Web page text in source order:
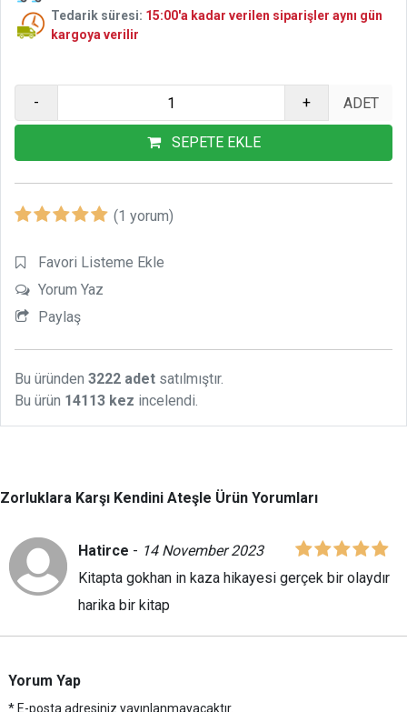
Tedarik süresi: 15:00'a kadar verilen siparişler aynı gün
kargoya verilir
- +
SEPETE EKLE
(1 yorum)
Favori Listeme Ekle
Yorum Yaz
Paylaş
Bu üründen 3222 adet satılmıştır.
Bu ürün 14113 kez incelendi.
Zorluklara Karşı Kendini Ateşle Ürün Yorumları
Hatirce - 14 November 2023
Kitapta gokhan in kaza hikayesi gerçek bir olaydır
harika bir kitap
Yorum Yap
* E-posta adresiniz yayınlanmayacaktır.